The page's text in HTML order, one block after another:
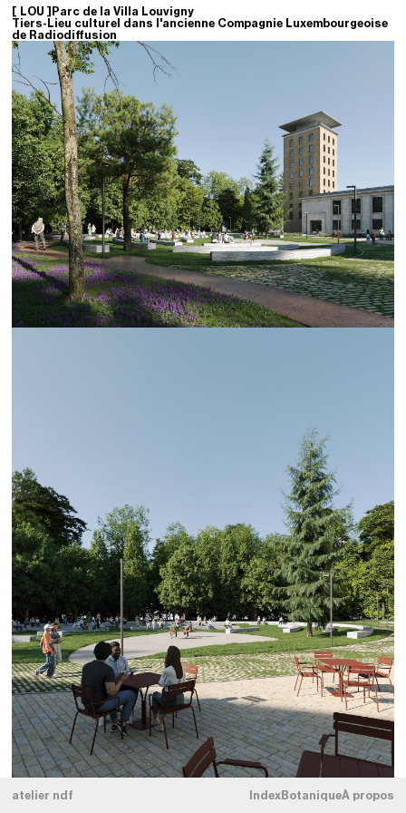
atelier ndf IndexBotaniqueÀ propos
[ LOU ] Parc de la Villa Louvigny
Tiers-Lieu culturel dans l'ancienne Compagnie Luxembourgeoise
de Radiodiffusion